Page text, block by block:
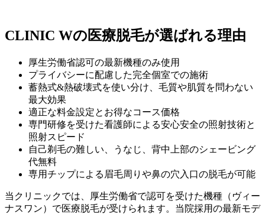
CLINIC Wの医療脱毛が選ばれる理由
厚生労働省認可の最新機種のみ使用
プライバシーに配慮した完全個室での施術
蓄熱式&熱破壊式を使い分け、毛質や肌質を問わない
最大効果
適正な料金設定とお得なコース価格
専門研修を受けた看護師による安心安全の照射技術と
照射スピード
自己剃毛の難しい、うなじ、背中上部のシェービング
代無料
専用チップによる眉毛周りや鼻の穴入口の脱毛が可能
当クリニックでは、厚生労働省で認可を受けた機種（ヴィー
ナスワン）で医療脱毛が受けられます。当院採用の最新モデ